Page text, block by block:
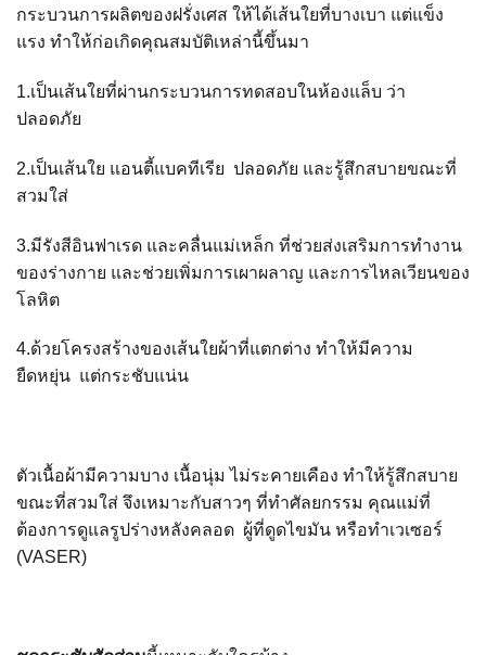
กระบวนการผลิตของฝรั่งเศส ให้ได้เส้นใยที่บางเบา แต่แข็ง
แรง ทำให้ก่อเกิดคุณสมบัติเหล่านี้ขึ้นมา
1.เป็นเส้นใยที่ผ่านกระบวนการทดสอบในห้องแล็บ ว่า
ปลอดภัย
2.เป็นเส้นใย แอนตี้แบคทีเรีย ปลอดภัย และรู้สึกสบายขณะที่
สวมใส่
3.มีรังสีอินฟาเรด และคลื่นแม่เหล็ก ที่ช่วยส่งเสริมการทำงาน
ของร่างกาย และช่วยเพิ่มการเผาผลาญ และการไหลเวียนของ
โลหิต
4.ด้วยโครงสร้างของเส้นใยผ้าที่แตกต่าง ทำให้มีความ
ยืดหยุ่น แต่กระชับแน่น
ตัวเนื้อผ้ามีความบาง เนื้อนุ่ม ไม่ระคายเคือง ทำให้รู้สึกสบาย
ขณะที่สวมใส่ จึงเหมาะกับสาวๆ ที่ทำศัลยกรรม คุณแม่ที่
ต้องการดูแลรูปร่างหลังคลอด ผู้ที่ดูดไขมัน หรือทำเวเซอร์
(VASER)